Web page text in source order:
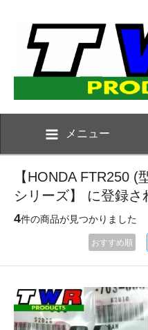
メニュー
【HONDA FTR250
シリーズ】 に登録さ
4件の商品が見つかりました
おすすめ順